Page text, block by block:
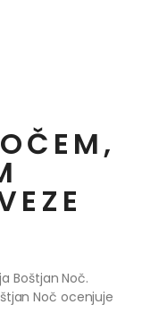
Boštjan Noč.
Noč ocenjuje